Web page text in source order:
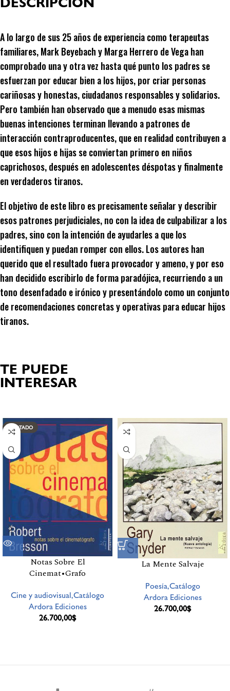
A lo largo de sus 25 años de experiencia como terapeutas
familiares, Mark Beyebach y Marga Herrero de Vega han
comprobado una y otra vez hasta qué punto los padres se
esfuerzan por educar bien a los hijos, por criar personas
cariñosas y honestas, ciudadanos responsables y solidarios.
Pero también han observado que a menudo esas mismas
buenas intenciones terminan llevando a patrones de
interacción contraproducentes, que en realidad contribuyen a
que esos hijos e hijas se conviertan primero en niños
caprichosos, después en adolescentes déspotas y finalmente
en verdaderos tiranos.
El objetivo de este libro es precisamente señalar y describir
esos patrones perjudiciales, no con la idea de culpabilizar a los
padres, sino con la intención de ayudarles a que los
identifiquen y puedan romper con ellos. Los autores han
querido que el resultado fuera provocador y ameno, y por eso
han decidido escribirlo de forma paradójica, recurriendo a un
tono desenfadado e irónico y presentándolo como un conjunto
de recomendaciones concretas y operativas para educar hijos
tiranos.
TE PUEDE
INTERESAR
AGOTADO
Notas Sobre El
Cinemat•Grafo
Cine y audiovisual,Catálogo
Ardora Ediciones
26.700,00$
La Mente Salvaje
Poesía,Catálogo
Ardora Ediciones
26.700,00$